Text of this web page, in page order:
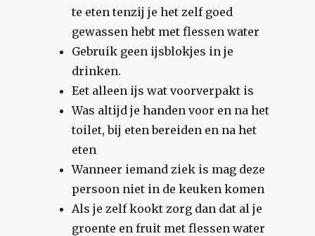
te eten tenzij je het zelf goed
gewassen hebt met flessen water
Gebruik geen ijsblokjes in je
drinken.
Eet alleen ijs wat voorverpakt is
Was altijd je handen voor en na het
toilet, bij eten bereiden en na het
eten
Wanneer iemand ziek is mag deze
persoon niet in de keuken komen
Als je zelf kookt zorg dan dat al je
groente en fruit met flessen water